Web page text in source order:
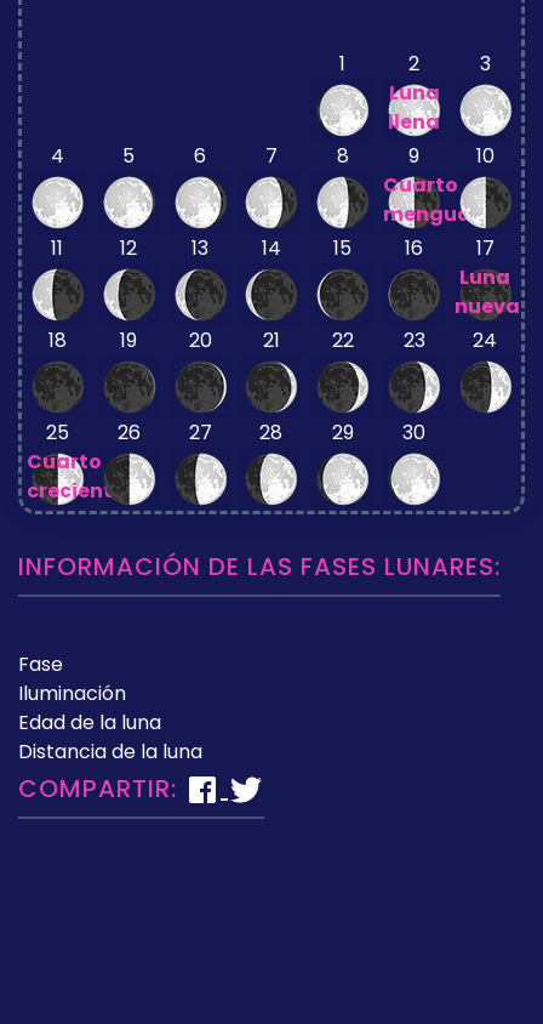
1
2
Luna
llena
3
4 5 6 7 8
9
Cuarto
menguante
10
11 12 13 14 15 16
17
Luna
nueva
18
19 20 21 22 23 24
25
Cuarto
creciente
26 27 28 29 30
INFORMACIÓN DE LAS FASES LUNARES:
Fase
Iluminación
Edad de la luna
Distancia de la luna
COMPARTIR: